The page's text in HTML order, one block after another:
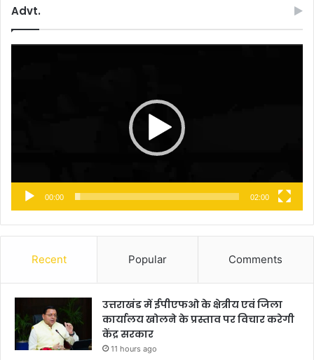
Advt.
00:00 02:00
Recent Popular Comments
उत्तराखंड में ईपीएफओ के क्षेत्रीय एवं जिला
कार्यालय खोलने के प्रस्ताव पर विचार करेगी
केंद्र सरकार
11 hours ago